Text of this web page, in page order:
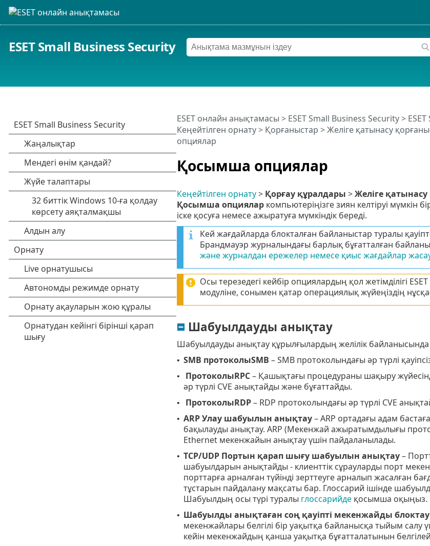
ESET Small Business Security
Қосымша опциялар
ESET онлайн анықтамасы > ESET Small Business Security>
Кеңейтілген орнату> Қорғаныстар >Желіге қатынасу
опциялар
Кеңейтілген орнату> Қорғау құралдары >Желіге
Қосымша опцияларкомпьютеріңізге зиян келтіруі мүмкін
іске қосуға немесе ажыратуға мүмкіндік береді.
Кей жағдайларда блокталған байланыстар туралы
Брандмауэр журналындағы барлық бұғатталған
және журналдан ережелер немесе қиыс жағдайлар
Осы терезедегі кейбір опциялардың қол жетімділігі
модуліне, сонымен қатар операциялық жүйеңіздің
Шабуылдауды анықтау
Шабуылдауды анықтау құрылғылардың желілік
• SMB протоколыSMB – SMB протоколындағы әр түрлі
• ПротоколыRPC– Қашықтағы процедураны шақыру
әр түрлі CVE анықтайды және бұғаттайды.
• ПротоколыRDP– RDP протоколындағы әр түрлі CVE
• ARP Улау шабуылын анықтау– ARP ортадағы адам
бақылауды анықтау. ARP (Мекенжай ажыратымдылығы
Ethernet мекенжайын анықтау үшін пайдаланылады.
• TCP/UDP Портын қарап шығу шабуылын анықтау–
шабуылдарын анықтайды - клиенттік сұрауларды порт
порттарға арналған түйінді зерттеуге арналып жасалған
тұстарын пайдалану мақсаты бар. Глоссарий ішінде
Шабуылдың осы түрі туралы глоссарийдеқосымша оқыңыз.
• Шабуылды анықтаған соң қауіпті мекенжайды блоктау
мекенжайлары белгілі бір уақытқа байланысқа тыйым
кейін мекенжайдың қанша уақытқа бұғатталатынын